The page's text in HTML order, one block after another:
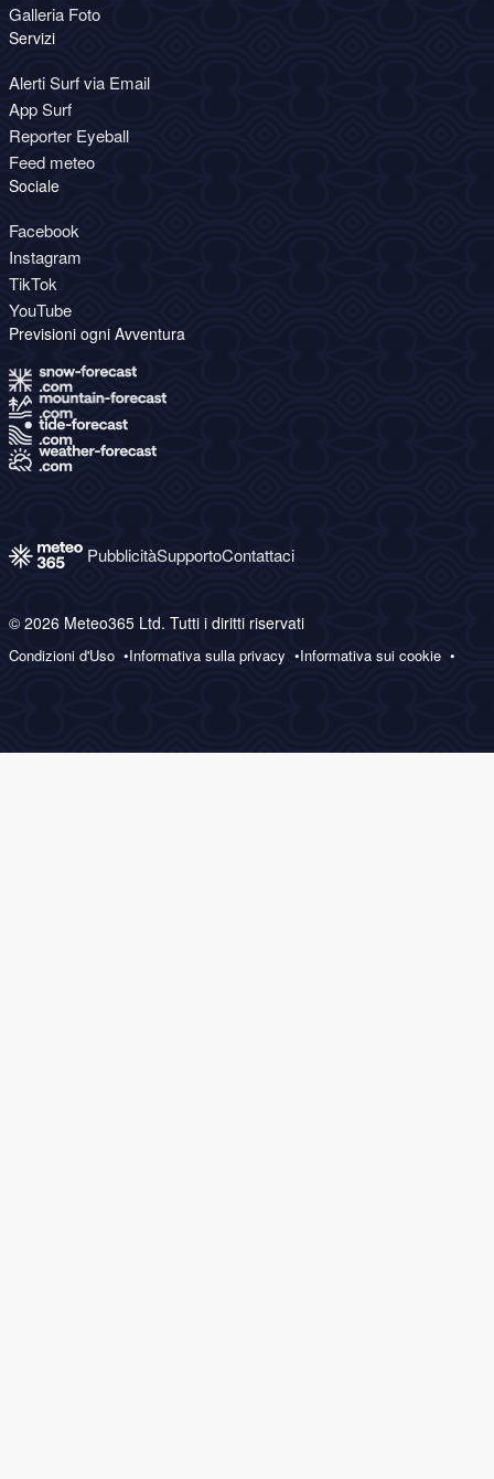
Galleria Foto
Servizi
Alerti Surf via Email
App Surf
Reporter Eyeball
Feed meteo
Sociale
Facebook
Instagram
TikTok
YouTube
Previsioni ogni Avventura
PubblicitàSupportoContattaci
© 2026 Meteo365 Ltd. Tutti i diritti riservati
Condizioni d'Uso Informativa sulla privacy Informativa sui cookie